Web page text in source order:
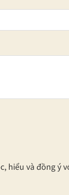
hiểu và đồng ý